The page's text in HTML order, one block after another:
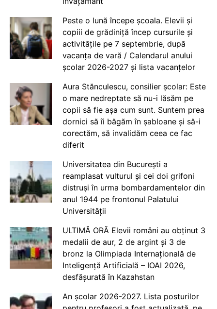
Peste o lună începe școala. Elevii și
copiii de grădiniță încep cursurile și
activitățile pe 7 septembrie, după
vacanța de vară / Calendarul anului
școlar 2026-2027 și lista vacanțelor
Aura Stănculescu, consilier școlar: Este
o mare nedreptate să nu-i lăsăm pe
copii să fie așa cum sunt. Suntem prea
dornici să îi băgăm în șabloane și să-i
corectăm, să invalidăm ceea ce fac
diferit
Universitatea din București a
reamplasat vulturul și cei doi grifoni
distruși în urma bombardamentelor din
anul 1944 pe frontonul Palatului
Universității
ULTIMĂ ORĂ Elevii români au obținut 3
medalii de aur, 2 de argint și 3 de
bronz la Olimpiada Internațională de
Inteligență Artificială – IOAI 2026,
desfășurată în Kazahstan
An școlar 2026-2027. Lista posturilor